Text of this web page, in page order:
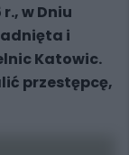
w Dniu
i
Katowic.
przestępcę,